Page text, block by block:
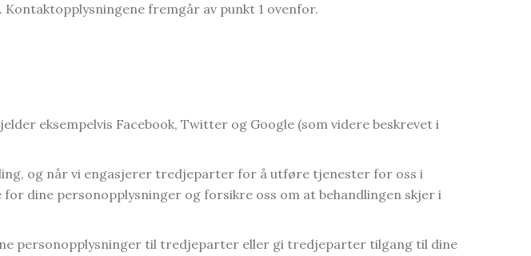
fremgår av punkt 1 ovenfor.
eksempelvis Facebook, Twitter og Google (som videre beskrevet i
og når vi engasjerer tredjeparter for å utføre tjenester for oss i
dine personopplysninger og forsikre oss om at behandlingen skjer i
personopplysninger til tredjeparter eller gi tredjeparter tilgang til dine